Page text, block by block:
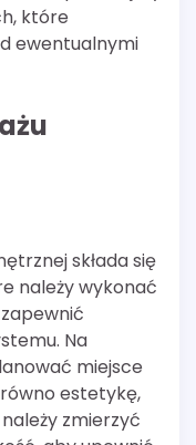
które
ewentualnymi
składa się
należy wykonać
Na
miejsce
estetykę,
zmierzyć